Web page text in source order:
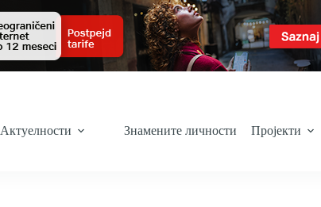
Актуелности Знамените личности Пројекти